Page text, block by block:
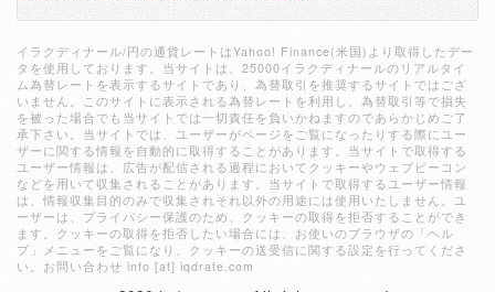
イラクディナール/円の通貨レートはYahoo! Finance(米国)より取得したデー
タを使用しております。当サイトは、25000イラクディナールのリアルタイ
ム為替レートを表示するサイトであり、為替取引を推奨するサイトではござ
いません。このサイトに表示される為替レートを利用し、為替取引等で損失
を被った場合でも当サイトでは一切責任を負いかねますのであらかじめご了
承下さい。当サイトでは、ユーザーがページをご覧になったりする際にユー
ザーに関する情報を自動的に取得することがあります。当サイトで取得する
ユーザー情報は、広告が配信される過程においてクッキーやウェブビーコン
などを用いて収集されることがあります。当サイトで取得するユーザー情報
は、情報収集目的のみで収集されそれ以外の用途には使用いたしません。ユ
ーザーは、プライバシー保護のため、クッキーの取得を拒否することができ
ます。クッキーの取得を拒否したい場合には、お使いのブラウザの「ヘル
プ」メニューをご覧になり、クッキーの送受信に関する設定を行ってくださ
い。お問い合わせ info [at] iqdrate.com